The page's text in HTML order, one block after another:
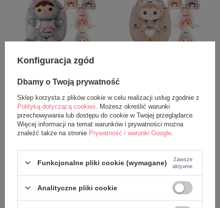
PROMOCJA
Zestaw - Plecak Metoo
Personalizowany Puchaty
Kotek 2w1 z Kokardką i Worek
149,99 zł
189,98 zł
Worek
149,99 zł
189,98 zł
Konfiguracja zgód
Dbamy o Twoją prywatność
Sklep korzysta z plików cookie w celu realizacji usług zgodnie z
Polityką dotyczącą cookies . Możesz określić warunki
przechowywania lub dostępu do cookie w Twojej przeglądarce.
Więcej informacji na temat warunków i prywatności można
znaleźć także na stronie Prywatność i warunki Google
Funkcjonalne pliki cookie (wymagane)
Zawsze
aktywne
Analityczne pliki cookie